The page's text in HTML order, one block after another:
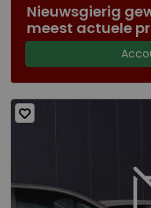
Nieuwsgierig
meest actuele